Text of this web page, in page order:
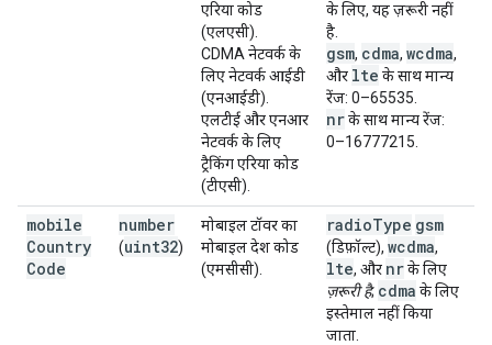
एरिया कोड
(एलएसी).
CDMA नेटवर्क के
लिए नेटवर्क आईडी
(एनआईडी).
एलटीई और एनआर
नेटवर्क के लिए
ट्रैकिंग एरिया कोड
(टीएसी).
के लिए, यह ज़रूरी नहीं
है.
gsm, cdma, wcdma,
और lte के साथ मान्य
रेंज: 0–65535.
nrके साथ मान्य रेंज:
0–16777215.
mobile
Country
Code
number
(uint32)
मोबाइल टॉवर का
मोबाइल देश कोड
(एमसीसी).
radioType gsm
(डिफ़ॉल्ट), wcdma,
lte, और nrके लिए
ज़रूरी है; cdma के लिए
इस्तेमाल नहीं किया
जाता.